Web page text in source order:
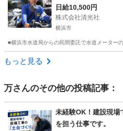
日給10,500円
株式会社清光社
横浜市
■横浜市水道局からの民間委託で水道メータ
神奈川 横浜市
もっと見る
万さんのその他の投稿記事：
未経験OK！建設現場
を担う仕事です。